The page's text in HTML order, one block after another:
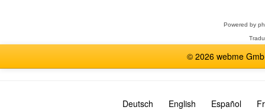
Powered by
© 2026 webme
Deutsch English Español